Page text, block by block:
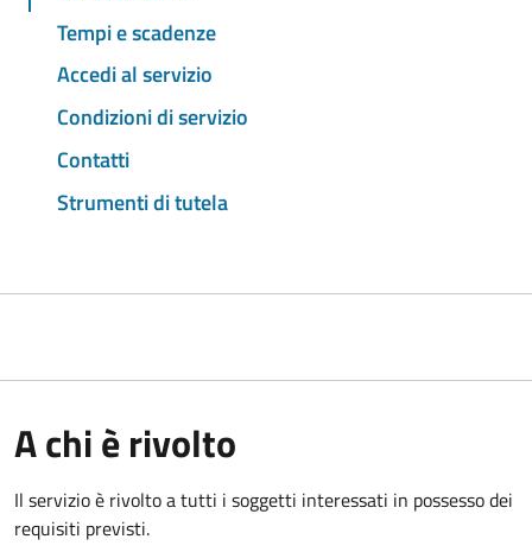
Tempi e scadenze
Accedi al servizio
Condizioni di servizio
Contatti
Strumenti di tutela
A chi è rivolto
Il servizio è rivolto a tutti i soggetti interessati in possesso dei
requisiti previsti.